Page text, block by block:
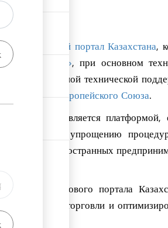
на Торговый портал Казахстана,
«QazTrade», при основном
, дополнительной технической
Европейского Союза.
Казахстана является
Соглашению по упрощению
местных и иностранных
Торгового портала
процессы торговли и